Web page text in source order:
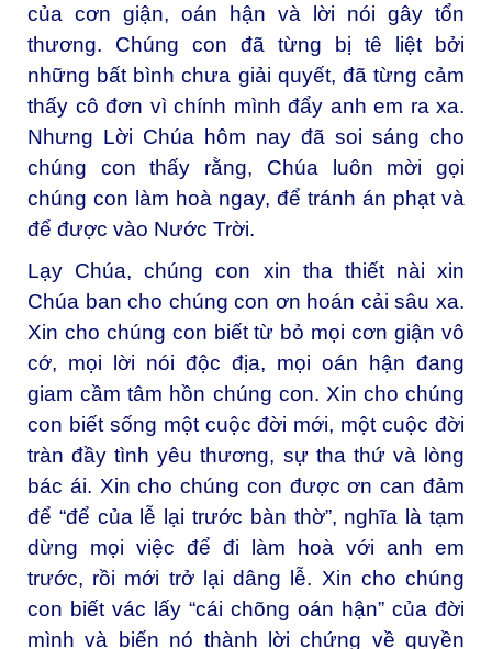
của cơn giận, oán hận và lời nói gây tổn
thương. Chúng con đã từng bị tê liệt bởi
những bất bình chưa giải quyết, đã từng cảm
thấy cô đơn vì chính mình đẩy anh em ra xa.
Nhưng Lời Chúa hôm nay đã soi sáng cho
chúng con thấy rằng, Chúa luôn mời gọi
chúng con làm hoà ngay, để tránh án phạt và
để được vào Nước Trời.
Lạy Chúa, chúng con xin tha thiết nài xin
Chúa ban cho chúng con ơn hoán cải sâu xa.
Xin cho chúng con biết từ bỏ mọi cơn giận vô
cớ, mọi lời nói độc địa, mọi oán hận đang
giam cầm tâm hồn chúng con. Xin cho chúng
con biết sống một cuộc đời mới, một cuộc đời
tràn đầy tình yêu thương, sự tha thứ và lòng
bác ái. Xin cho chúng con được ơn can đảm
để “để của lễ lại trước bàn thờ”, nghĩa là tạm
dừng mọi việc để đi làm hoà với anh em
trước, rồi mới trở lại dâng lễ. Xin cho chúng
con biết vác lấy “cái chõng oán hận” của đời
mình và biến nó thành lời chứng về quyền